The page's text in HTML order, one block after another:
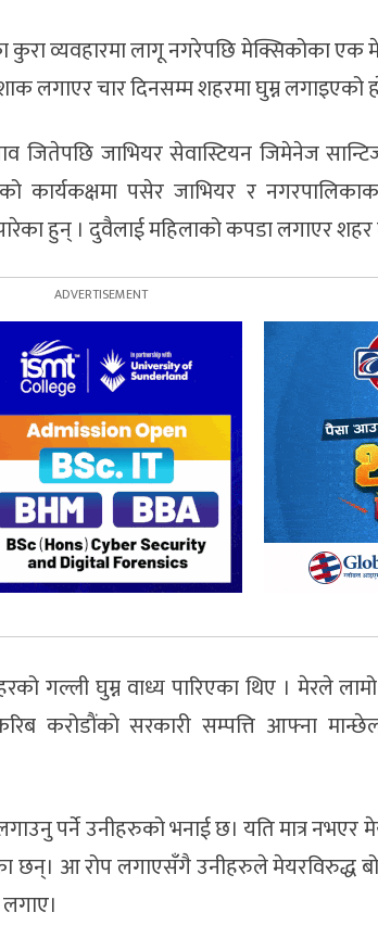
व्यवहारमा लागू नगरेपछि मेक्सिकोका एक
लगाएर चार दिनसम्म शहरमा घुम्न लगाइएको
जितेपछि जाभियर सेवास्टियन जिमेनेज
कार्यकक्षमा पसेर जाभियर र
हुन् । दुवैलाई महिलाको कपडा लगाएर शहर
गल्ली घुम्न वाध्य पारिएका थिए । मेरले
करोडाैंकाे सरकारी सम्पत्ति आफ्ना
पर्ने उनीहरुको भनाई छ। यति मात्र
आ रोप लगाएसँगै उनीहरुले मेयरविरुद्ध